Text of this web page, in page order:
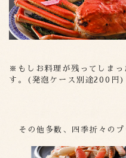
※もしお料理が残ってしまっ
す。(発泡ケース別途200円)
その他多数、四季折々の